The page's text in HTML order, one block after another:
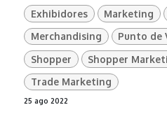
Exhibidores Marketing
Merchandising
Punto de
Shopper
Shopper
Trade Marketing
25 ago 2022